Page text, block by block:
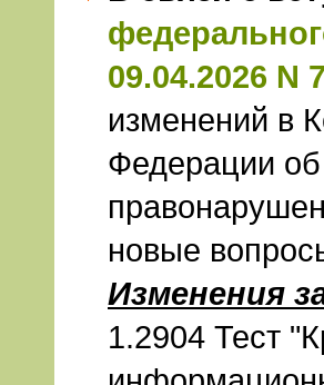
09.04.2026 N
изменений в
Федерации
новые
Изменения
1.2904 Тест